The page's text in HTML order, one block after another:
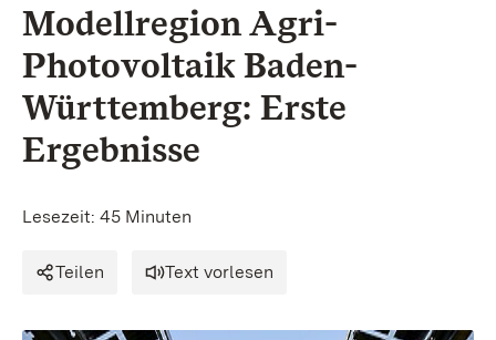
Modellregion Agri-
Photovoltaik Baden-
Württemberg: Erste
Ergebnisse
Lesezeit: 45 Minuten
Teilen Text vorlesen